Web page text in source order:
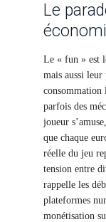
Le
Le « fun » est
mais aussi
consommation
parfois des
joueur
que chaque
réelle du jeu
tension entre
rappelle les
plateformes
monétisation